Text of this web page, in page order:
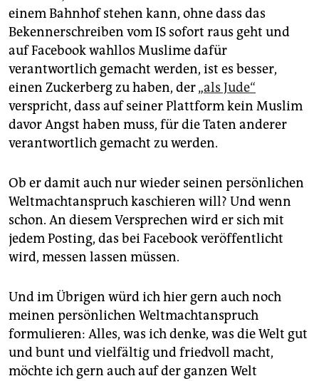
einem Bahnhof stehen kann, ohne dass das
Bekennerschreiben vom IS sofort raus geht und
auf Facebook wahllos Muslime dafür
verantwortlich gemacht werden, ist es besser,
einen Zuckerberg zu haben, der „als Jude“
verspricht, dass auf seiner Plattform kein Muslim
davor Angst haben muss, für die Taten anderer
verantwortlich gemacht zu werden.
Ob er damit auch nur wieder seinen persönlichen
Weltmachtanspruch kaschieren will? Und wenn
schon. An diesem Versprechen wird er sich mit
jedem Posting, das bei Facebook veröffentlicht
wird, messen lassen müssen.
Und im Übrigen würd ich hier gern auch noch
meinen persönlichen Weltmachtanspruch
formulieren: Alles, was ich denke, was die Welt gut
und bunt und vielfältig und friedvoll macht,
möchte ich gern auch auf der ganzen Welt